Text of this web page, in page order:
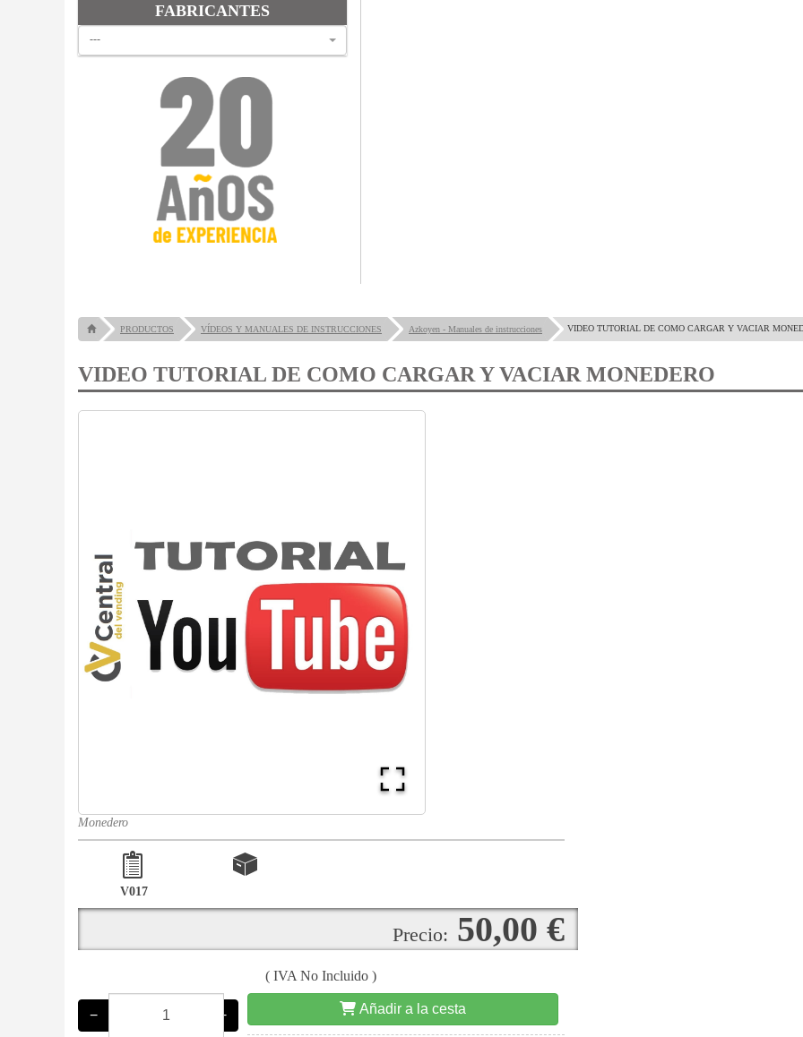
FABRICANTES
---
PRODUCTOS VÍDEOS Y MANUALES DE INSTRUCCIONES Azkoyen - Manuales de instrucciones VIDEO TUTORIAL DE COMO CARGAR Y VACIAR
VIDEO TUTORIAL DE COMO CARGAR Y VACIAR MONEDERO
Monedero
V017
Precio: 50,00 €
( IVA No Incluido )
− + Añadir a la cesta